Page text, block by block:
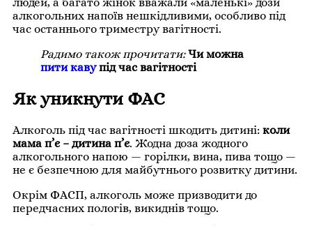
алкогольних напоїв нешкідливими, особливо під
час останнього триместру вагітності.
Радимо також прочитати:Чи можна
пити кавупід час вагітності
Як уникнути ФАС
Алкоголь під час вагітності шкодить дитині: коли
мама п’є – дитина п’є. Жодна доза жодного
алкогольного напою — горілки, вина, пива тощо —
не є безпечною для майбутнього розвитку дитини.
Окрім ФАСП, алкоголь може призводити до
передчасних пологів, викиднів тощо.